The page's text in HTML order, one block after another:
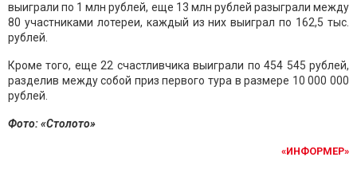
выиграли по 1 млн рублей, еще 13 млн рублей разыграли между
80 участниками лотереи, каждый из них выиграл по 162,5 тыс.
рублей.
Кроме того, еще 22 счастливчика выиграли по 454 545 рублей,
разделив между собой приз первого тура в размере 10 000 000
рублей.
Фото: «Столото»
«ИНФОРМЕР»